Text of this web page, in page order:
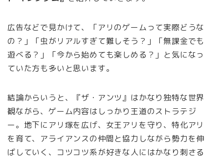
広告などで見かけて、「アリのゲームって実際どうな
の？」「虫がリアルすぎて難しそう？」「無課金でも
遊べる？」「今から始めても楽しめる？」と気になっ
ていた方も多いと思います。
結論からいうと、『ザ・アンツ』はかなり独特な世界
観ながら、ゲーム内容はしっかり王道のストラテジ
ー。地下にアリ塚を広げ、女王アリを守り、特化アリ
を育て、アライアンスの仲間と協力しながら勢力を伸
ばしていく、コツコツ系が好きな人にはかなり刺さる